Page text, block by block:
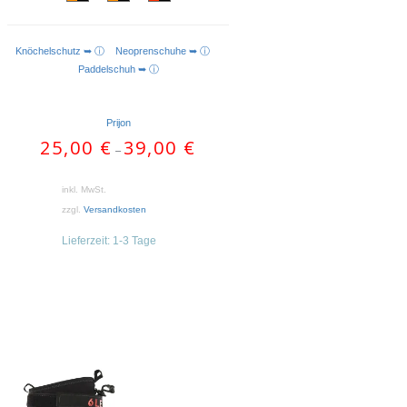
AUSFÜHRUNG WÄHLEN
Knöchelschutz ➥ ⓘ Neoprenschuhe ➥ ⓘ
Paddelschuh ➥ ⓘ
Prijon
25,00 € – 39,00 €
inkl. MwSt.
zzgl. Versandkosten
Lieferzeit: 1-3 Tage
mehrere
Varianten